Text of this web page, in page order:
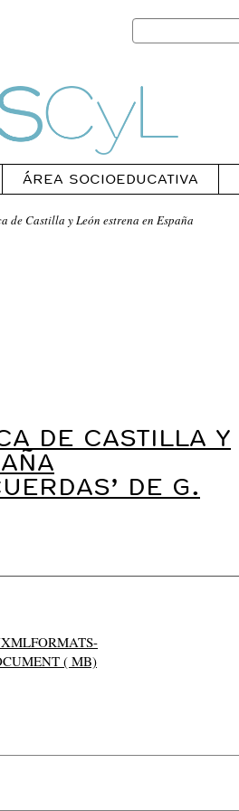
Search
for:
ÁREA SOCIOEDUCATIVA
de Castilla y León estrena en España
DE CASTILLA Y
DE G.
( MB)